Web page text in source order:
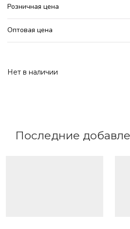
Розничная цена
Оптовая цена
Нет в наличии
Последние